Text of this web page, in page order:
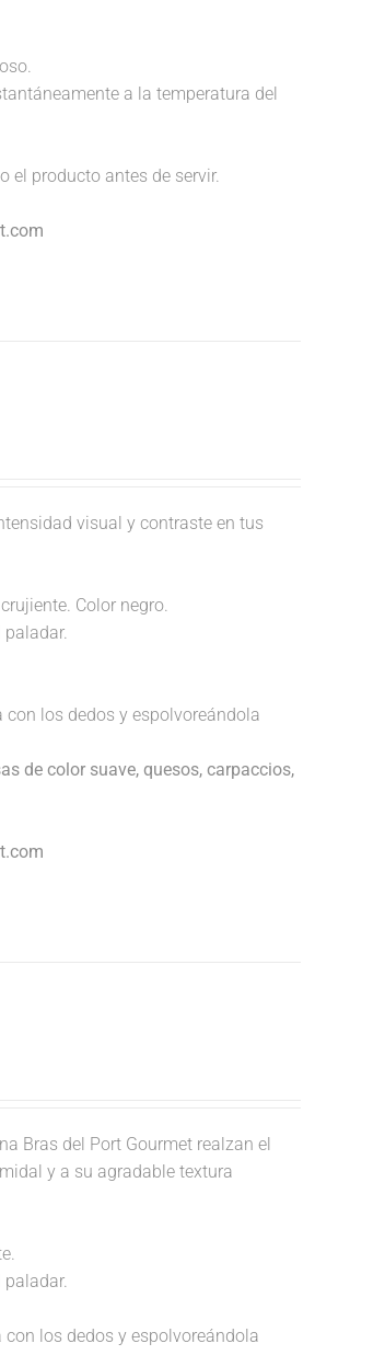
a la temperatura del
el producto antes de servir.
visual y contraste en tus
Color negro.
paladar.
con los dedos y espolvoreándola
de color suave, quesos, carpaccios,
Bras del Port Gourmet realzan el
y a su agradable textura
paladar.
los dedos y espolvoreándola